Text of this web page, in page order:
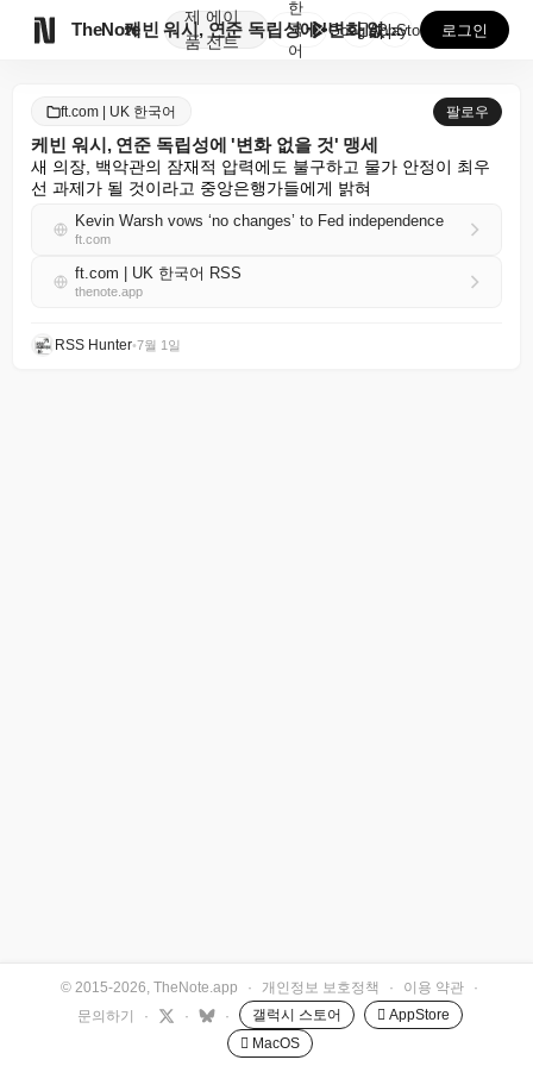
TheNote
제
품
에이
전트
케빈 워시, 연준 독립성에 '변화 없을 것' 맹세
한
국
어
GooglePlay
AppStore 로그인
ft.com | UK 한국어 팔로우
케빈 워시, 연준 독립성에 '변화 없을 것' 맹세
새 의장, 백악관의 잠재적 압력에도 불구하고 물가 안정이 최우
선 과제가 될 것이라고 중앙은행가들에게 밝혀
Kevin Warsh vows ‘no changes’ to Fed independence
ft.com
ft.com | UK 한국어 RSS
thenote.app
RSS Hunter•7월 1일
© 2015-2026, TheNote.app · 개인정보 보호정책 · 이용 약관
·
문의하기
· · · 갤럭시 스토어
 AppStore
 MacOS